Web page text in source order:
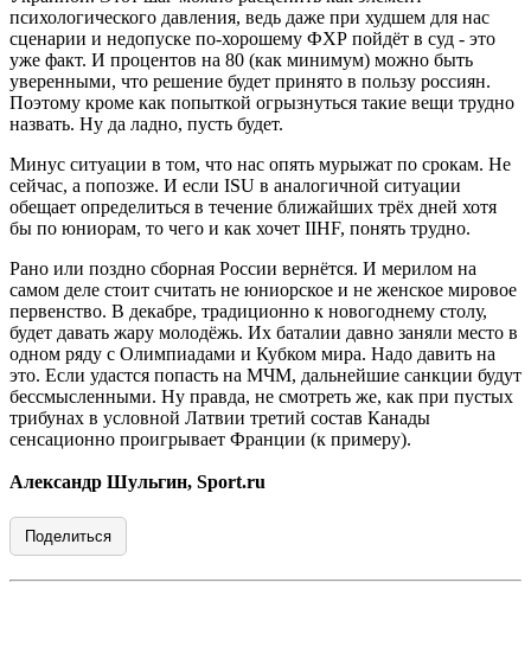
психологического давления, ведь даже при худшем для нас
сценарии и недопуске по-хорошему ФХР пойдёт в суд - это
уже факт. И процентов на 80 (как минимум) можно быть
уверенными, что решение будет принято в пользу россиян.
Поэтому кроме как попыткой огрызнуться такие вещи трудно
назвать. Ну да ладно, пусть будет.
Минус ситуации в том, что нас опять мурыжат по срокам. Не
сейчас, а попозже. И если ISU в аналогичной ситуации
обещает определиться в течение ближайших трёх дней хотя
бы по юниорам, то чего и как хочет IIHF, понять трудно.
Рано или поздно сборная России вернётся. И мерилом на
самом деле стоит считать не юниорское и не женское мировое
первенство. В декабре, традиционно к новогоднему столу,
будет давать жару молодёжь. Их баталии давно заняли место в
одном ряду с Олимпиадами и Кубком мира. Надо давить на
это. Если удастся попасть на МЧМ, дальнейшие санкции будут
бессмысленными. Ну правда, не смотреть же, как при пустых
трибунах в условной Латвии третий состав Канады
сенсационно проигрывает Франции (к примеру).
Александр Шульгин, Sport.ru
Поделиться